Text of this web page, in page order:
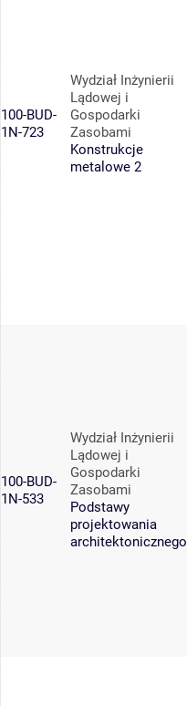
100-BUD-
1N-723
Wydział Inżynierii
Lądowej i
Gospodarki
Zasobami
Konstrukcje
metalowe 2
100-BUD-
1N-533
Wydział Inżynierii
Lądowej i
Gospodarki
Zasobami
Podstawy
projektowania
architektonicznego